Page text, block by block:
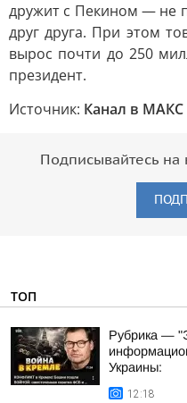
дружит с Пекином — не
друг друга. При этом
вырос почти до 250
президент.
Источник: Канал в
Подписывайтесь на
ТОП
Рубрика —
Украины:
12:18